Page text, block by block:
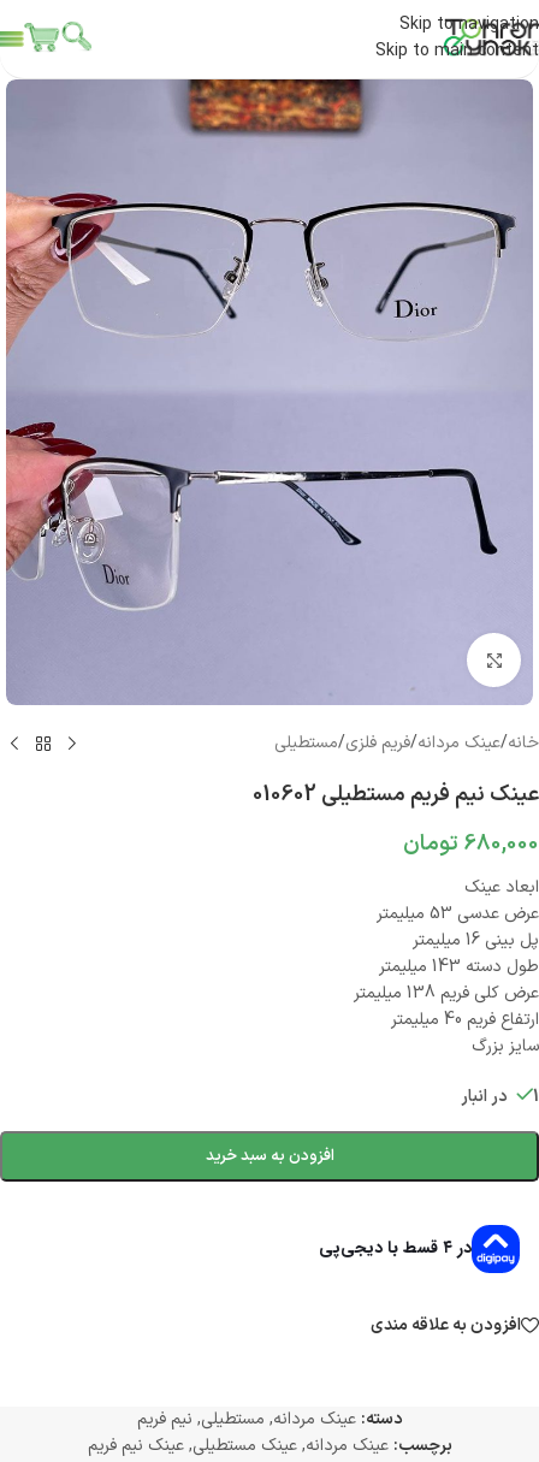
Skip to navigation
Skip to main content
بزرگنمایی تصویر
خانه/عینک مردانه/فریم فلزی/مستطیلی
عینک نیم فریم مستطیلی 010602
680,000 تومان
ابعاد عینک
عرض عدسی 53 میلیمتر
پل بینی 16 میلیمتر
طول دسته 143 میلیمتر
عرض کلی فریم 138 میلیمتر
ارتفاع فریم 40 میلیمتر
سایز بزرگ
1 در انبار
افزودن به سبد خرید
در ۴ قسط با دیجی‌پی
افزودن به علاقه مندی
دسته: عینک مردانه, مستطیلی, نیم فریم
برچسب: عینک مردانه, عینک مستطیلی, عینک نیم فریم